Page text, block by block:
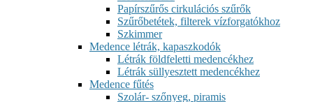
Papírszűrős cirkulációs szűrők
Szűrőbetétek, filterek vízforgatókhoz
Szkimmer
Medence létrák, kapaszkodók
Létrák földfeletti medencékhez
Létrák süllyesztett medencékhez
Medence fűtés
Szolár- szőnyeg, piramis